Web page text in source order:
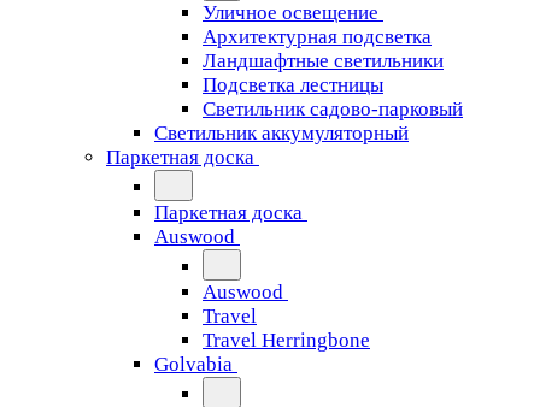
Уличное освещение
Архитектурная подсветка
Ландшафтные светильники
Подсветка лестницы
Светильник садово-парковый
Светильник аккумуляторный
Паркетная доска
Паркетная доска
Auswood
Auswood
Travel
Travel Herringbone
Golvabia